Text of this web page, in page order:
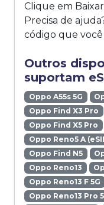
Clique em
Precisa de
código que
Outros
suportam
Oppo A55s 5G
Oppo Find X3 Pro
Oppo Find X5 Pro
Oppo Reno5 A
Oppo Find N5
Oppo Reno13
Oppo Reno13 F 5G
Oppo Reno13 Pro